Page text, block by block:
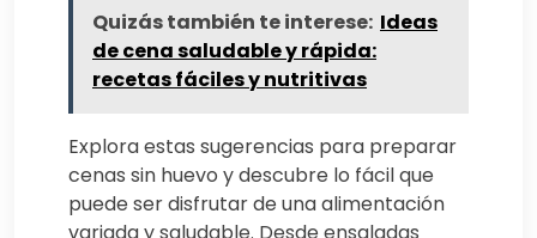
Quizás también te interese: Ideas
de cena saludable y rápida:
recetas fáciles y nutritivas
Explora estas sugerencias para preparar
cenas sin huevo y descubre lo fácil que
puede ser disfrutar de una alimentación
variada y saludable. Desde ensaladas